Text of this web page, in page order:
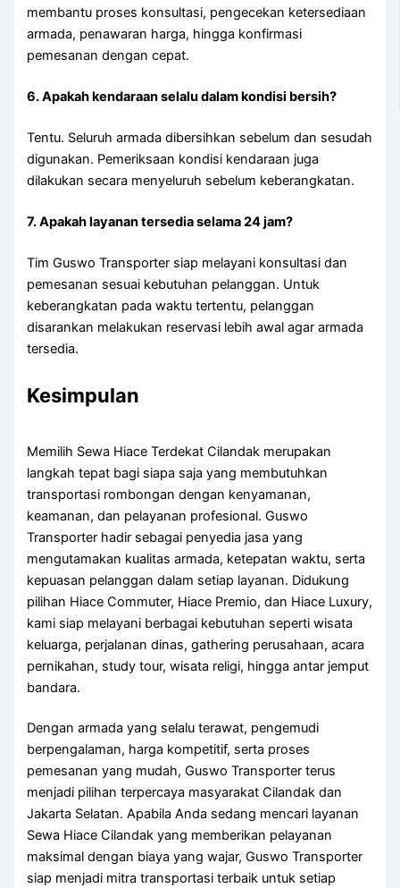
membantu proses konsultasi, pengecekan ketersediaan
armada, penawaran harga, hingga konfirmasi
pemesanan dengan cepat.
6. Apakah kendaraan selalu dalam kondisi bersih?
Tentu. Seluruh armada dibersihkan sebelum dan sesudah
digunakan. Pemeriksaan kondisi kendaraan juga
dilakukan secara menyeluruh sebelum keberangkatan.
7. Apakah layanan tersedia selama 24 jam?
Tim Guswo Transporter siap melayani konsultasi dan
pemesanan sesuai kebutuhan pelanggan. Untuk
keberangkatan pada waktu tertentu, pelanggan
disarankan melakukan reservasi lebih awal agar armada
tersedia.
Kesimpulan
Memilih Sewa Hiace Terdekat Cilandak merupakan
langkah tepat bagi siapa saja yang membutuhkan
transportasi rombongan dengan kenyamanan,
keamanan, dan pelayanan profesional. Guswo
Transporter hadir sebagai penyedia jasa yang
mengutamakan kualitas armada, ketepatan waktu, serta
kepuasan pelanggan dalam setiap layanan. Didukung
pilihan Hiace Commuter, Hiace Premio, dan Hiace Luxury,
kami siap melayani berbagai kebutuhan seperti wisata
keluarga, perjalanan dinas, gathering perusahaan, acara
pernikahan, study tour, wisata religi, hingga antar jemput
bandara.
Dengan armada yang selalu terawat, pengemudi
berpengalaman, harga kompetitif, serta proses
pemesanan yang mudah, Guswo Transporter terus
menjadi pilihan terpercaya masyarakat Cilandak dan
Jakarta Selatan. Apabila Anda sedang mencari layanan
Sewa Hiace Cilandak yang memberikan pelayanan
maksimal dengan biaya yang wajar, Guswo Transporter
siap menjadi mitra transportasi terbaik untuk setiap